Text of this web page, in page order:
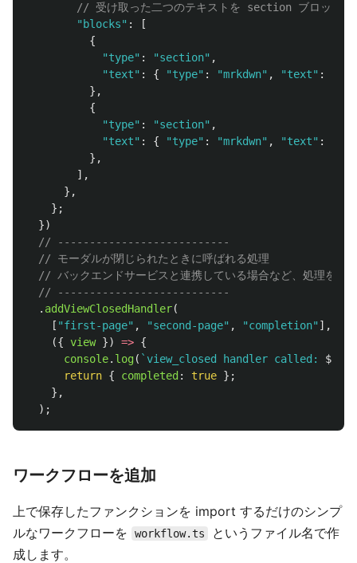
// 受け取った二つのテキストを section ブロックで
" blocks" :
[
{
"type" : "section" ,
"text" : { "type" : "mrkdwn" , "text" :
},
{
"type" : "section" ,
"text" : { "type" : "mrkdwn" , "text" :
},
],
},
};
})
// ---------------------------
// モーダルが閉じられたときに呼ばれる処理
// バックエンドサービスと連携している場合など、処理をキ
// ---------------------------
. addViewClosedHandler(
[ "first-page" , "second-page" , "completion" ],
({ view }) => {
console. log( `view_closed handler called: ${
return { completed : true };
},
);
ワークフローを追加
上で保存したファンクションを import するだけのシンプ
ルなワークフローを
workflow.ts
というファイル名で作
成します。